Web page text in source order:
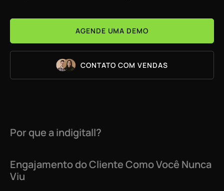
AGENDE UMA DEMO
CONTATO COM VENDAS
Por que a indigitall?
Engajamento do Cliente Como Você Nunca
Viu